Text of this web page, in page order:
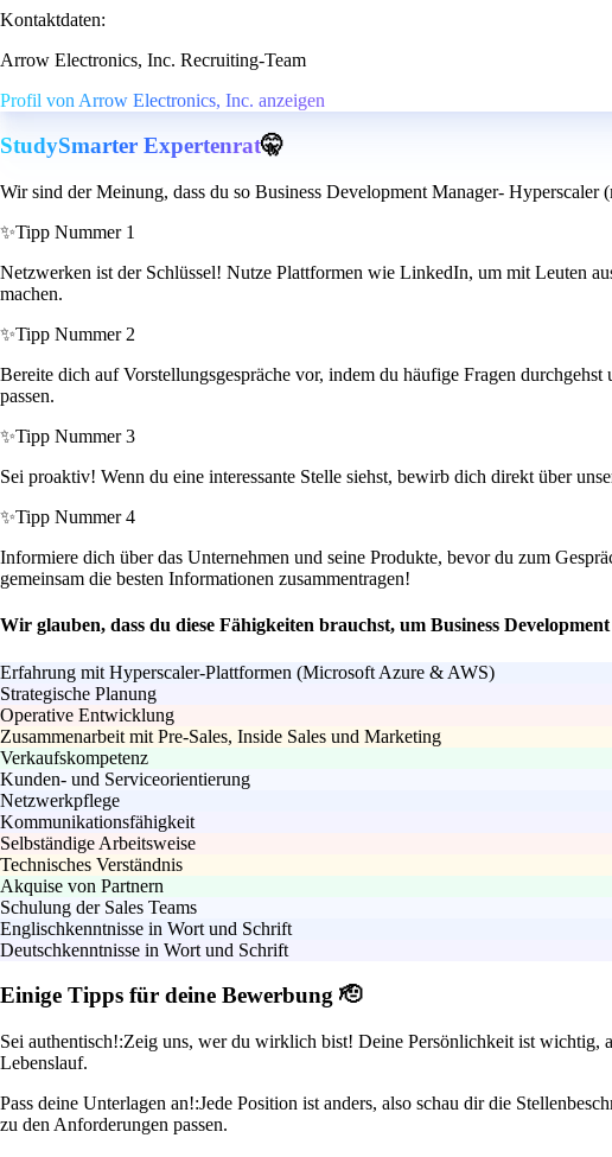
Kontaktdaten:
Arrow Electronics, Inc. Recruiting-Team
Profil von Arrow Electronics, Inc. anzeigen
StudySmarter Expertenrat🤫
Wir sind der Meinung, dass du so Business Development Manager- Hyperscaler
✨Tipp Nummer 1
Netzwerken ist der Schlüssel! Nutze Plattformen wie LinkedIn, um mit Leuten
machen.
✨Tipp Nummer 2
Bereite dich auf Vorstellungsgespräche vor, indem du häufige Fragen
passen.
✨Tipp Nummer 3
Sei proaktiv! Wenn du eine interessante Stelle siehst, bewirb dich direkt über
✨Tipp Nummer 4
Informiere dich über das Unternehmen und seine Produkte, bevor du zum
gemeinsam die besten Informationen zusammentragen!
Wir glauben, dass du diese Fähigkeiten brauchst, um Business
Erfahrung mit Hyperscaler-Plattformen (Microsoft Azure & AWS)
Strategische Planung
Operative Entwicklung
Zusammenarbeit mit Pre-Sales, Inside Sales und Marketing
Verkaufskompetenz
Kunden- und Serviceorientierung
Netzwerkpflege
Kommunikationsfähigkeit
Selbständige Arbeitsweise
Technisches Verständnis
Akquise von Partnern
Schulung der Sales Teams
Englischkenntnisse in Wort und Schrift
Deutschkenntnisse in Wort und Schrift
Einige Tipps für deine Bewerbung 🫡
Sei authentisch!:Zeig uns, wer du wirklich bist! Deine Persönlichkeit ist wichtig,
Lebenslauf.
Pass deine Unterlagen an!:Jede Position ist anders, also schau dir die
zu den Anforderungen passen.